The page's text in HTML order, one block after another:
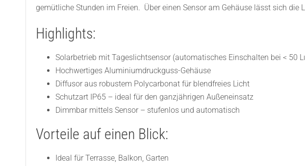
gemütliche Stunden im Freien. Über einen Sensor am Gehäuse lässt sich die
Highlights:
Solarbetrieb mit Tageslichtsensor (automatisches Einschalten bei < 50
Hochwertiges Aluminiumdruckguss-Gehäuse
Diffusor aus robustem Polycarbonat für blendfreies Licht
Schutzart IP65 – ideal für den ganzjährigen Außeneinsatz
Dimmbar mittels Sensor – stufenlos und automatisch
Vorteile auf einen Blick:
Ideal für Terrasse, Balkon, Garten